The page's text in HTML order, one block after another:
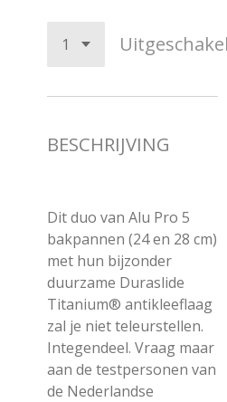
BESCHRIJVING
Dit duo van Alu Pro 5
bakpannen (24 en 28 cm)
met hun bijzonder
duurzame Duraslide
Titanium® antikleeflaag
zal je niet teleurstellen.
Integendeel. Vraag maar
aan de testpersonen van
de Nederlandse